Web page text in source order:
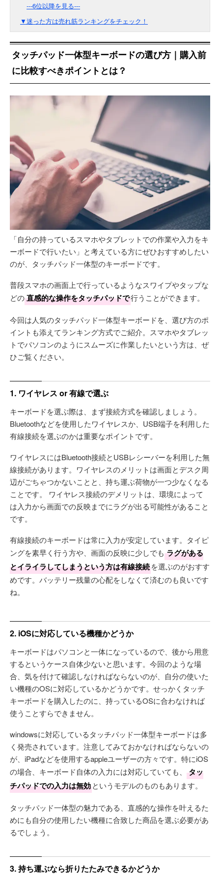
---6位以降を見る---
▼迷った方は売れ筋ランキングをチェック！
タッチパッド一体型キーボードの選び方｜購入前
に比較すべきポイントとは？
「自分の持っているスマホやタブレットでの作業や入力をキ
ーボードで行いたい」と考えている方にぜひおすすめしたい
のが、タッチパッド一体型のキーボードです。
普段スマホの画面上で行っているようなスワイプやタップな
どの直感的な操作をタッチパッドで行うことができます。
今回は人気のタッチパッド一体型キーボードを、選び方のポ
イントも添えてランキング方式でご紹介。スマホやタブレッ
トでパソコンのようにスムーズに作業したいという方は、ぜ
ひご覧ください。
1. ワイヤレス or 有線で選ぶ
キーボードを選ぶ際は、まず接続方式を確認しましょう。
Bluetoothなどを使用したワイヤレスか、USB端子を利用した
有線接続を選ぶのかは重要なポイントです。
ワイヤレスにはBluetooth接続とUSBレシーバーを利用した無
線接続があります。ワイヤレスのメリットは画面とデスク周
辺がごちゃつかないことと、持ち運ぶ荷物が一つ少なくなる
ことです。 ワイヤレス接続のデメリットは、環境によって
は入力から画面での反映までにラグが出る可能性があること
です。
有線接続のキーボードは常に入力が安定しています。タイピ
ングを素早く行う方や、画面の反映に少しでも ラグがある
とイライラしてしまうという方は有線接続を選ぶのがおすす
めです。バッテリー残量の心配をしなくて済むのも良いです
ね。
2. iOSに対応している機種かどうか
キーボードはパソコンと一体になっているので、後から用意
するというケース自体少ないと思います。今回のような場
合、気を付けて確認しなければならないのが、自分の使いた
い機種のOSに対応しているかどうかです。せっかくタッチ
キーボードを購入したのに、持っているOSに合わなければ
使うことすらできません。
windowsに対応しているタッチパッド一体型キーボードは多
く発売されています。注意してみておかなければならないの
が、iPadなどを使用するappleユーザーの方々です。特にiOS
の場合、キーボード自体の入力には対応していても、
タッ
チパッドでの入力は無効というモデルのものもあります。
タッチパッド一体型の魅力である、直感的な操作を叶えるた
めにも自分の使用したい機種に合致した商品を選ぶ必要があ
るでしょう。
3. 持ち運ぶなら折りたたみできるかどうか